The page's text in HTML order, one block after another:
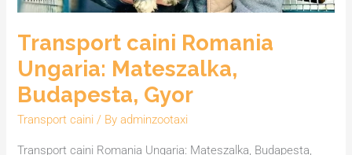
Transport caini Romania
Ungaria: Mateszalka,
Budapesta, Gyor
Transport caini / Byadminzootaxi
Transport caini Romania Ungaria: Mateszalka, Budapesta,